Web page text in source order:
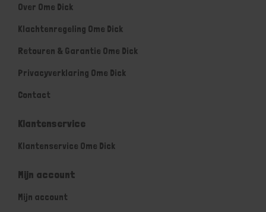
Over Ome Dick
Klachtenregeling Ome Dick
Retouren & Garantie Ome Dick
Privacyverklaring Ome Dick
Contact
Klantenservice
Klantenservice Ome Dick
Mijn account
Mijn account